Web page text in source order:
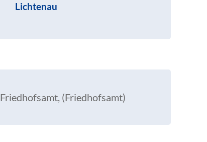
Lichtenau
Friedhofsamt, (Friedhofsamt)